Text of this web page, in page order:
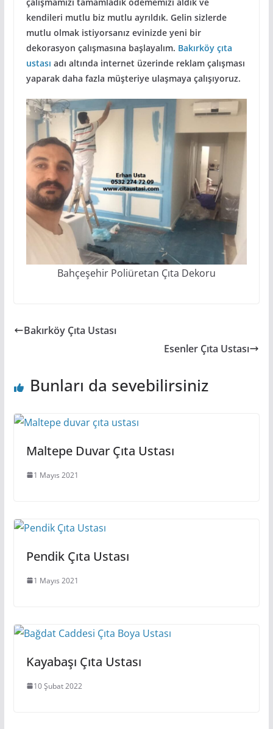
kendileri mutlu biz mutlu ayrıldık. Gelin sizlerde
mutlu olmak istiyorsanız evinizde yeni bir
dekorasyon çalışmasına başlayalım. Bakırköy çıta
ustası adı altında internet üzerinde reklam çalışması
yaparak daha fazla müşteriye ulaşmaya çalışıyoruz.
Bahçeşehir Poliüretan Çıta Dekoru
Bakırköy Çıta Ustası
Esenler Çıta Ustası
Bunları da sevebilirsiniz
Maltepe Duvar Çıta Ustası
1 Mayıs 2021
Pendik Çıta Ustası
1 Mayıs 2021
Kayabaşı Çıta Ustası
10 Şubat 2022